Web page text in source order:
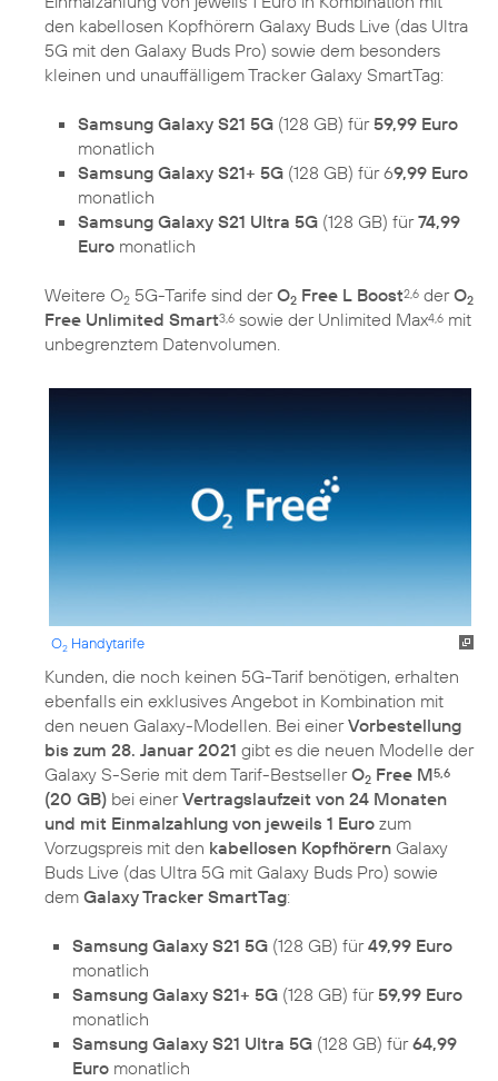
den kabellosen Kopfhörern Galaxy Buds Live (das Ultra
5G mit den Galaxy Buds Pro) sowie dem besonders
kleinen und unauffälligem Tracker Galaxy SmartTag:
Samsung Galaxy S21 5G (128 GB) für59,99 Euro
monatlich
Samsung Galaxy S21+ 5G (128 GB) für 69,99 Euro
monatlich
Samsung Galaxy S21 Ultra 5G (128 GB) für74,99
Euro monatlich
Weitere O2 5G-Tarife sind derO2 Free L Boost2,6 derO2
Free Unlimited Smart3,6 sowie der Unlimited Max4,6 mit
unbegrenztem Datenvolumen.
O2 Handytarife
Kunden, die noch keinen 5G-Tarif benötigen, erhalten
ebenfalls ein exklusives Angebot in Kombination mit
den neuen Galaxy-Modellen. Bei einerVorbestellung
bis zum 28. Januar 2021 gibt es die neuen Modelle der
Galaxy S-Serie mit dem Tarif-BestsellerO2 Free M5,6
(20 GB) bei einerVertragslaufzeit von 24 Monaten
und mit Einmalzahlung von jeweils 1 Euro zum
Vorzugspreis mit den kabellosen Kopfhörern Galaxy
Buds Live (das Ultra 5G mit Galaxy Buds Pro) sowie
dem Galaxy Tracker SmartTag:
Samsung Galaxy S21 5G (128 GB) für49,99 Euro
monatlich
Samsung Galaxy S21+ 5G (128 GB) für59,99 Euro
monatlich
Samsung Galaxy S21 Ultra 5G (128 GB) für64,99
Euro monatlich